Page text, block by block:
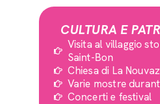
CULTURA E
Visita al villaggio
Saint-Bon
Chiesa di La Nouvaz
Varie mostre
Concerti e festival